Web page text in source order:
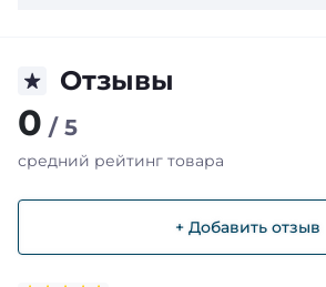
Отзывы
0 / 5
средний рейтинг товара
+ Добавить отзыв